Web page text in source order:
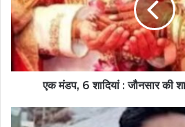
एक मंडप, 6 शादियां : जौनसार की